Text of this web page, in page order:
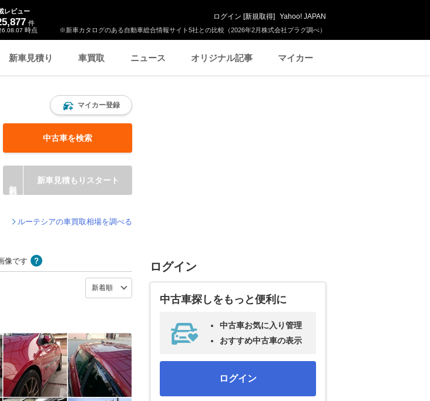
※新車カタログのある自動車総合情報サイト5社との比較（2026年2月株式会社プラグ調べ）
レビュー
件
時点
ログイン [新規取得] Yahoo! JAPAN
新車見積り 車買取 ニュース オリジナル記事 マイカー
マイカー登録
中古車を検索
新車見積もりスタート
ルーテシアの車買取相場を調べる
像です ログイン
中古車探しをもっと便利に
中古車お気に入り管理
おすすめ中古車の表示
ログイン